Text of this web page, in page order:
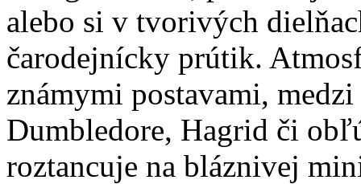
alebo si v tvorivých
čarodejnícky prútik.
známymi postavami,
Dumbledore, Hagrid či
roztancuje na bláznivej